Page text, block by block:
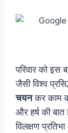
परिवार को इस
जैसी विश्व
चयनकर काम
और हर्ष की
विलक्षण